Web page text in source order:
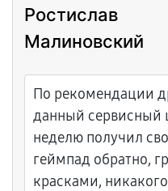
месяц. Очень
спасибо!
Ростислав
Малиновский
По рекомендации
данный сервисный
неделю получил
геймпад обратно,
красками,